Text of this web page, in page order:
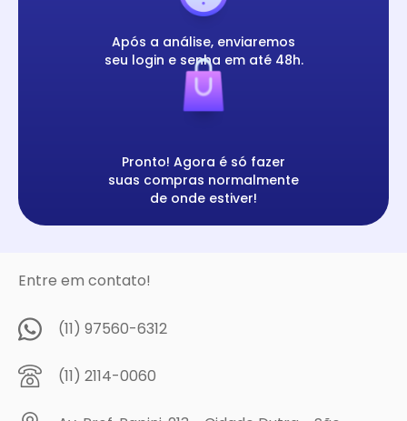
Após a análise, enviaremos
seu login e senha em até 48h.
Pronto! Agora é só fazer
suas compras normalmente
de onde estiver!
Entre em contato!
(11) 97560-6312
(11) 2114-0060